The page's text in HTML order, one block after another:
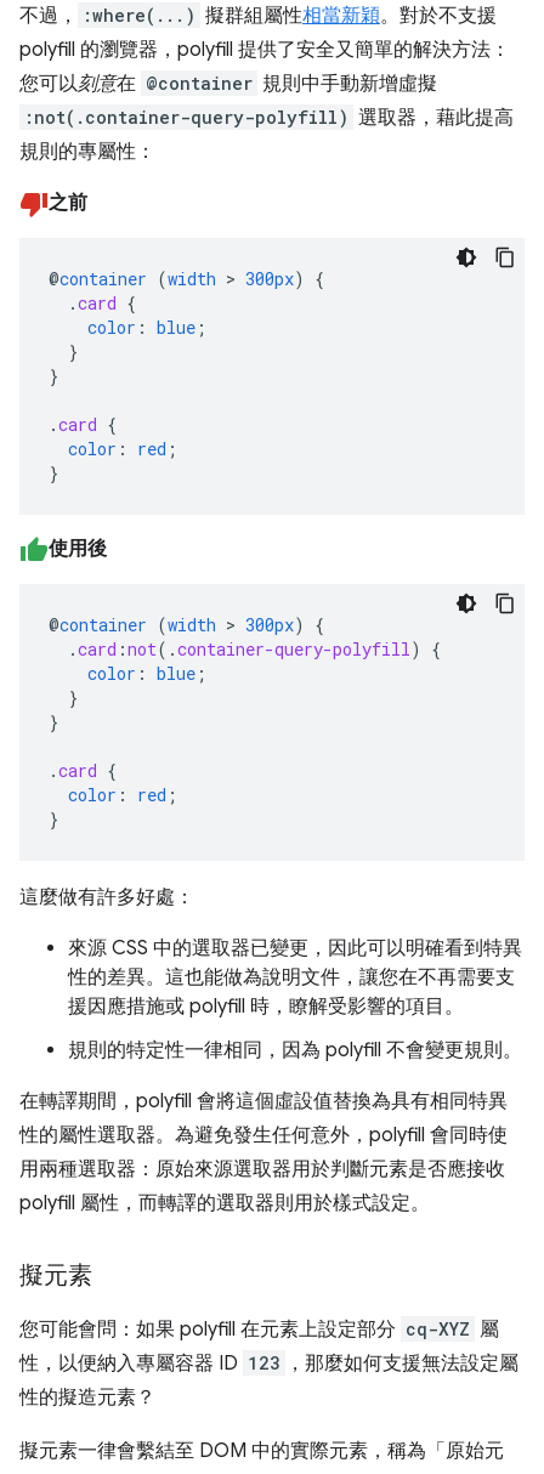
不過， :where(...) 擬群組屬性相當新穎。對於不支援
polyfill 的瀏覽器，polyfill 提供了安全又簡單的解決方法：
您可以刻意在 @container 規則中手動新增虛擬
:not(.container-query-polyfill) 選取器，藉此提高
規則的專屬性：
之前
@container (width > 300px)
{
.card {
color : blue ;
}
}
.card {
color : red ;
}
使用後
@container (width > 300px)
{
.card :not( .container-query-polyfill )
{
color : blue ;
}
}
.card {
color : red ;
}
這麼做有許多好處：
來源 CSS 中的選取器已變更，因此可以明確看到特異
性的差異。這也能做為說明文件，讓您在不再需要支
援因應措施或 polyfill 時，瞭解受影響的項目。
規則的特定性一律相同，因為 polyfill 不會變更規則。
在轉譯期間，polyfill 會將這個虛設值替換為具有相同特異
性的屬性選取器。為避免發生任何意外，polyfill 會同時使
用兩種選取器：原始來源選取器用於判斷元素是否應接收
polyfill 屬性，而轉譯的選取器則用於樣式設定。
擬元素
您可能會問：如果 polyfill 在元素上設定部分 cq-XYZ 屬
性，以便納入專屬容器 ID 123
，那麼如何支援無法設定屬
性的擬造元素？
擬元素一律會繫結至 DOM 中的實際元素，稱為「原始元